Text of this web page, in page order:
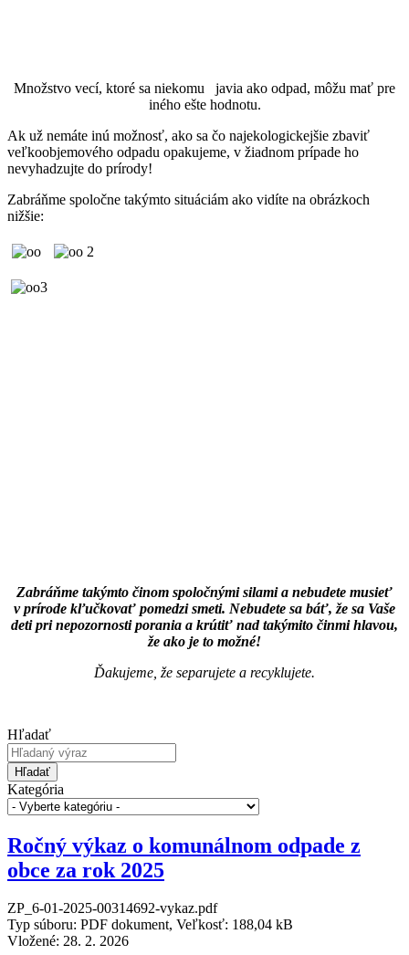
Množstvo vecí, ktoré sa niekomu javia ako odpad, môžu mať pre
iného ešte hodnotu.
Ak už nemáte inú možnosť, ako sa čo najekologickejšie zbaviť
veľkoobjemového odpadu opakujeme, v žiadnom prípade ho
nevyhadzujte do prírody!
Zabráňme spoločne takýmto situáciám ako vidíte na obrázkoch
nižšie:
Zabráňme takýmto činom spoločnými silami a nebudete musieť
v prírode kľučkovať pomedzi smeti. Nebudete sa báť, že sa Vaše
deti pri nepozornosti porania a krútiť nad takýmito činmi hlavou,
že ako je to možné!
Ďakujeme, že separujete a recyklujete.
Hľadať
Hľadať
Kategória
Ročný výkaz o komunálnom odpade z
obce za rok 2025
ZP_6-01-2025-00314692-vykaz.pdf
Typ súboru: PDF dokument, Veľkosť: 188,04 kB
Vložené: 28. 2. 2026